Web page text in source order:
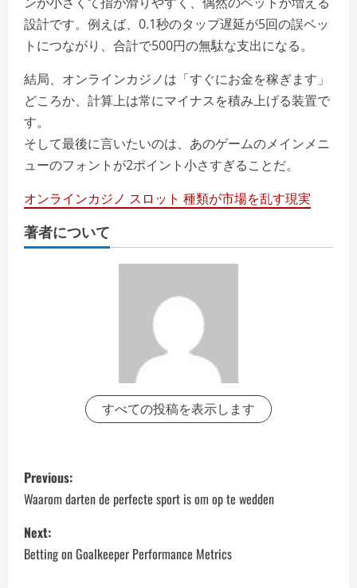
設計です。例えば、0.1秒のタップ遅延が5回の誤ベッ
トにつながり、合計で500円の無駄な支出になる。
結局、オンラインカジノは「すぐにお金を稼ぎます」
どころか、計算上は常にマイナスを積み上げる装置で
す。
そして最後に言いたいのは、あのゲームのメインメニ
ューのフォントが2ポイント小さすぎることだ。
オンラインカジノ スロット 種類が市場を乱す現実
著者について
すべての投稿を表示します
P
o
s
t
Previous:
Waarom darten de perfecte sport is om op te wedden
Next:
Betting on Goalkeeper Performance Metrics